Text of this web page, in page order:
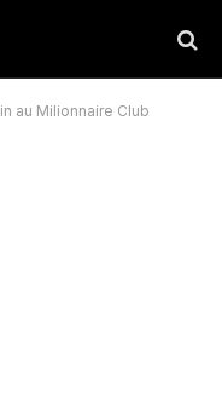
au Milionnaire Club